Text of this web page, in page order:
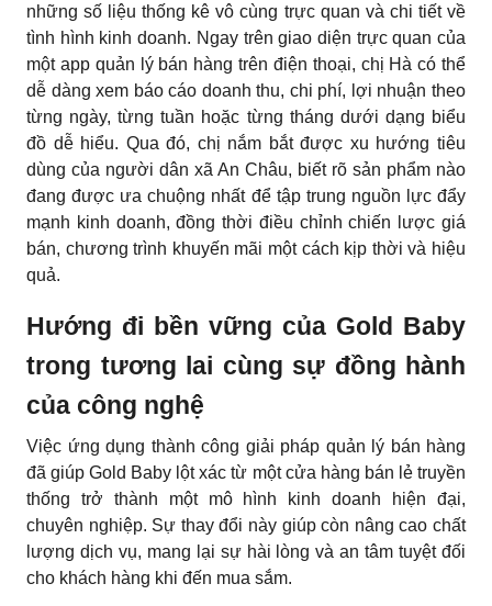
những số liệu thống kê vô cùng trực quan và chi tiết về
tình hình kinh doanh. Ngay trên giao diện trực quan của
một app quản lý bán hàng trên điện thoại, chị Hà có thể
dễ dàng xem báo cáo doanh thu, chi phí, lợi nhuận theo
từng ngày, từng tuần hoặc từng tháng dưới dạng biểu
đồ dễ hiểu. Qua đó, chị nắm bắt được xu hướng tiêu
dùng của người dân xã An Châu, biết rõ sản phẩm nào
đang được ưa chuộng nhất để tập trung nguồn lực đẩy
mạnh kinh doanh, đồng thời điều chỉnh chiến lược giá
bán, chương trình khuyến mãi một cách kịp thời và hiệu
quả.
Hướng đi bền vững của Gold Baby
trong tương lai cùng sự đồng hành
của công nghệ
Việc ứng dụng thành công giải pháp quản lý bán hàng
đã giúp Gold Baby lột xác từ một cửa hàng bán lẻ truyền
thống trở thành một mô hình kinh doanh hiện đại,
chuyên nghiệp. Sự thay đổi này giúp còn nâng cao chất
lượng dịch vụ, mang lại sự hài lòng và an tâm tuyệt đối
cho khách hàng khi đến mua sắm.